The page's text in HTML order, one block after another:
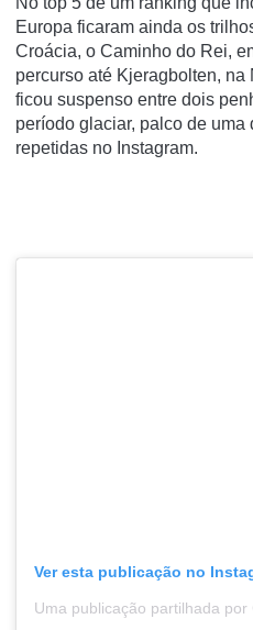
Europa ficaram ainda os
Croácia, o Caminho do Rei,
percurso até Kjeragbolten,
ficou suspenso entre dois
período glaciar, palco de uma
repetidas no Instagram.
Ver esta publicação no